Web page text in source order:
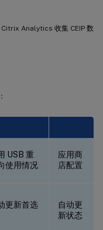
Analytics 收集 CEIP 数
USB 重
使用情况
应用商
店配置
更新首选
自动更
新状态